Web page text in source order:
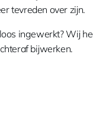
tevreden over zijn.
ingewerkt? Wij
bijwerken.